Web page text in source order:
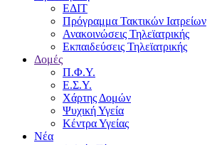
ΕΔΙΤ
Πρόγραμμα Τακτικών Ιατρείων
Ανακοινώσεις Τηλεϊατρικής
Εκπαιδεύσεις Τηλεϊατρικής
Δομές
Π.Φ.Υ.
Ε.Σ.Υ.
Χάρτης Δομών
Ψυχική Υγεία
Κέντρα Υγείας
Νέα